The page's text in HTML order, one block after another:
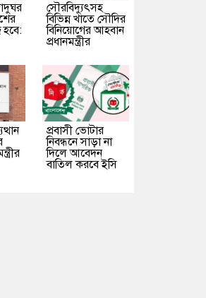
হবে:
সৌরবিদ্যুৎসহ
বিভিন্ন খাতে সৌদির
বিনিয়োগের আহবান
প্রধানমন্ত্রীর
প্রবাসী ভোটার
নিবন্ধনে সাড়া না
দিলে আবেদন
বাতিল করবে ইসি